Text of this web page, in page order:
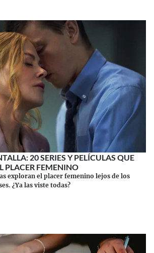
20 SERIES Y PELÍCULAS QUE
PLACER FEMENINO
exploran el placer femenino lejos de los
¿Ya las viste todas?